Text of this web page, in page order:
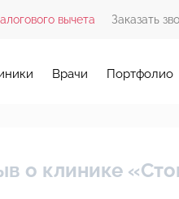
вычета Заказать
Врачи Портфолио
о клинике